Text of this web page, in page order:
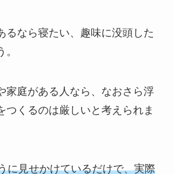
るなら寝たい、趣味に没頭した
家庭がある人なら、なおさら浮
つくるのは厳しいと考えられま
に見せかけているだけで、実際